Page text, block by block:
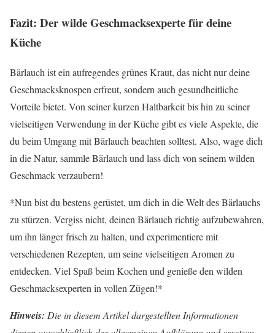
Fazit: Der wilde Geschmacksexperte für deine
Küche
Bärlauch ist ein aufregendes grünes Kraut, das nicht nur deine
Geschmacksknospen erfreut, sondern auch gesundheitliche
Vorteile bietet. Von seiner kurzen Haltbarkeit bis hin zu seiner
vielseitigen Verwendung in der Küche gibt es viele Aspekte, die
du beim Umgang mit Bärlauch beachten solltest. Also, wage dich
in die Natur, sammle Bärlauch und lass dich von seinem wilden
Geschmack verzaubern!
*Nun bist du bestens gerüstet, um dich in die Welt des Bärlauchs
zu stürzen. Vergiss nicht, deinen Bärlauch richtig aufzubewahren,
um ihn länger frisch zu halten, und experimentiere mit
verschiedenen Rezepten, um seine vielseitigen Aromen zu
entdecken. Viel Spaß beim Kochen und genieße den wilden
Geschmacksexperten in vollen Zügen!*
Hinweis: Die in diesem Artikel dargestellten Informationen